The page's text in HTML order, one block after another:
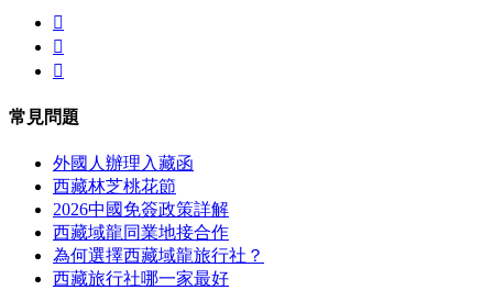



常見問題
外國人辦理入藏函
西藏林芝桃花節
2026中國免簽政策詳解
西藏域龍同業地接合作
為何選擇西藏域龍旅行社？
西藏旅行社哪一家最好